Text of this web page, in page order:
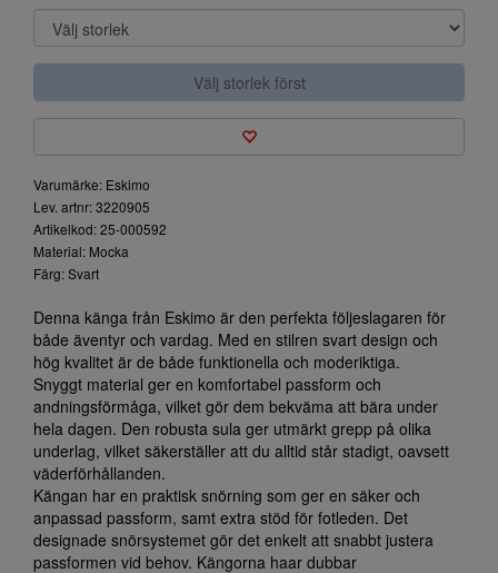
Välj storlek först
Varumärke: Eskimo
Lev. artnr: 3220905
Artikelkod: 25-000592
Material: Mocka
Färg: Svart
Denna känga från Eskimo är den perfekta följeslagaren för
både äventyr och vardag. Med en stilren svart design och
hög kvalitet är de både funktionella och moderiktiga.
Snyggt material ger en komfortabel passform och
andningsförmåga, vilket gör dem bekväma att bära under
hela dagen. Den robusta sula ger utmärkt grepp på olika
underlag, vilket säkerställer att du alltid står stadigt, oavsett
väderförhållanden.
Kängan har en praktisk snörning som ger en säker och
anpassad passform, samt extra stöd för fotleden. Det
designade snörsystemet gör det enkelt att snabbt justera
passformen vid behov. Kängorna haar dubbar